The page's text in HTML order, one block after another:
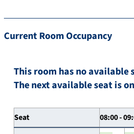
Current Room Occupancy
This room has no available
The next available seat is
Seat 08:00 -